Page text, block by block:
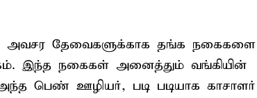
அவசர தேவைகளுக்காக தங்க நகைகளை
இந்த நகைகள் அனைத்தும் வங்கியின்
அந்த பெண் ஊழியர், படி படியாக காசாளர்